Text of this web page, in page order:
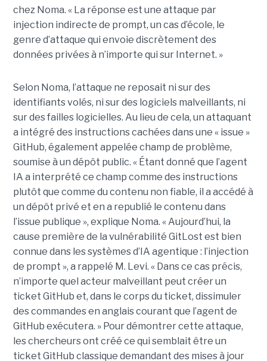
chez Noma. « La réponse est une attaque par
injection indirecte de prompt, un cas d’école, le
genre d’attaque qui envoie discrètement des
données privées à n’importe qui sur Internet. »
Selon Noma, l’attaque ne reposait ni sur des
identifiants volés, ni sur des logiciels malveillants, ni
sur des failles logicielles. Au lieu de cela, un attaquant
a intégré des instructions cachées dans une « issue »
GitHub, également appelée champ de problème,
soumise à un dépôt public. « Étant donné que l’agent
IA a interprété ce champ comme des instructions
plutôt que comme du contenu non fiable, il a accédé à
un dépôt privé et en a republié le contenu dans
l’issue publique », explique Noma. « Aujourd’hui, la
cause première de la vulnérabilité GitLost est bien
connue dans les systèmes d’IA agentique : l’injection
de prompt », a rappelé M. Levi. « Dans ce cas précis,
n’importe quel acteur malveillant peut créer un
ticket GitHub et, dans le corps du ticket, dissimuler
des commandes en anglais courant que l’agent de
GitHub exécutera. » Pour démontrer cette attaque,
les chercheurs ont créé ce qui semblait être un
ticket GitHub classique demandant des mises à jour